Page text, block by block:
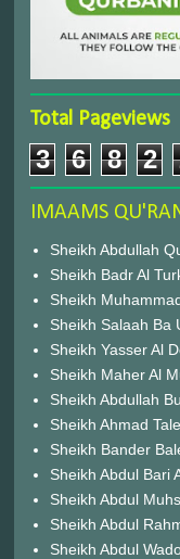
Total Pageviews
3 6 8 2
IMAAMS
Sheikh Abdullah
Sheikh Badr Al
Sheikh
Sheikh Salaah Ba
Sheikh Yasser Al
Sheikh Maher Al
Sheikh Abdullah
Sheikh Ahmad
Sheikh Bander
Sheikh Abdul Bari
Sheikh Abdul
Sheikh Abdul
Sheikh Abdul